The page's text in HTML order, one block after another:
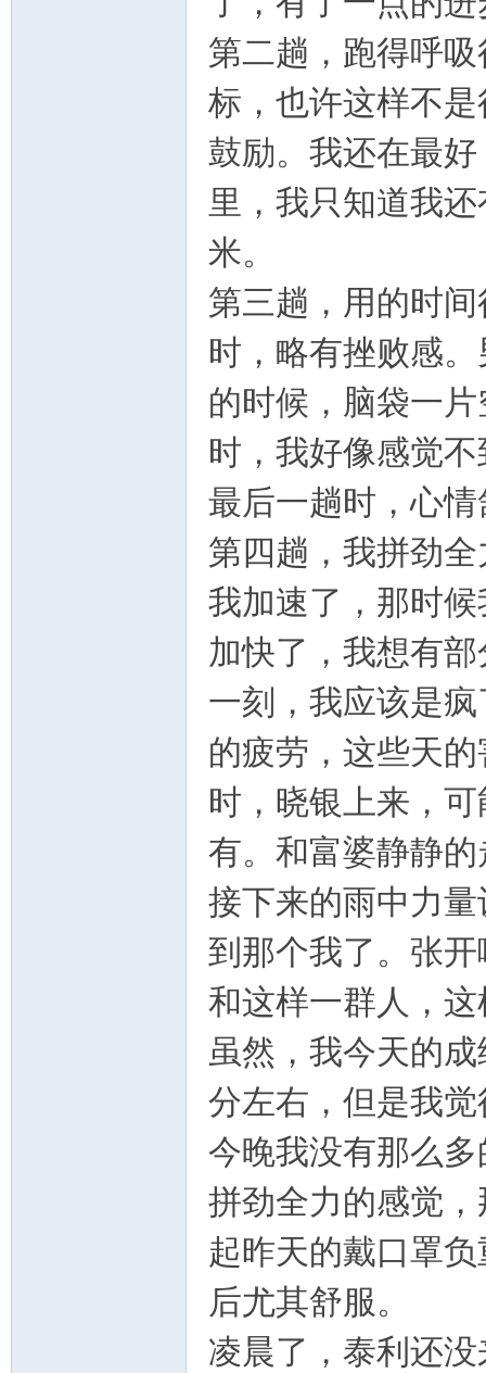
第二趟，跑得呼
标，也许这样不
鼓励。我还在最
里，我只知道我
米。
第三趟，用的时间
时，略有挫败感
的时候，脑袋一
时，我好像感觉
最后一趟时，心
第四趟，我拼劲
我加速了，那时
加快了，我想有
一刻，我应该是
的疲劳，这些天
时，晓银上来，
有。和富婆静静
接下来的雨中力
到那个我了。张
和这样一群人，
虽然，我今天的
分左右，但是我
今晚我没有那么
拼劲全力的感觉
起昨天的戴口罩
后尤其舒服。
凌晨了，泰利还